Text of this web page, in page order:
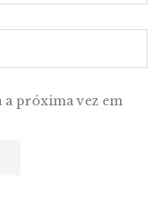
a próxima vez em